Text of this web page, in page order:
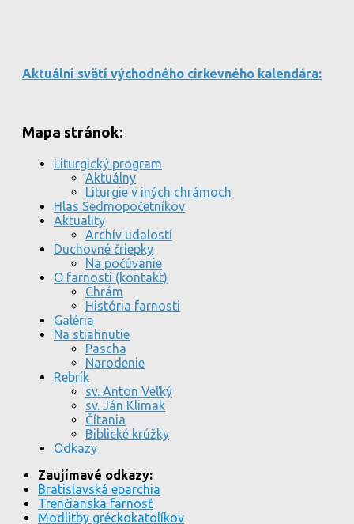
Aktuálni svätí východného cirkevného kalendára:
Mapa stránok:
Liturgický program
Aktuálny
Liturgie v iných chrámoch
Hlas Sedmopočetníkov
Aktuality
Archív udalostí
Duchovné čriepky
Na počúvanie
O farnosti (kontakt)
Chrám
História farnosti
Galéria
Na stiahnutie
Pascha
Narodenie
Rebrík
sv. Anton Veľký
sv. Ján Klimak
Čítania
Biblické krúžky
Odkazy
Zaujímavé odkazy:
Bratislavská eparchia
Trenčianska farnosť
Modlitby gréckokatolíkov